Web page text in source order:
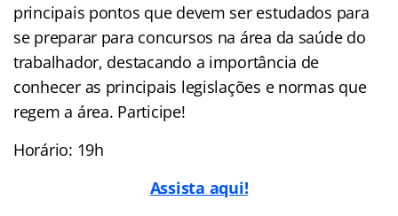
principais pontos que devem ser estudados para
se preparar para concursos na área da saúde do
trabalhador, destacando a importância de
conhecer as principais legislações e normas que
regem a área. Participe!
Horário: 19h
Assista aqui!